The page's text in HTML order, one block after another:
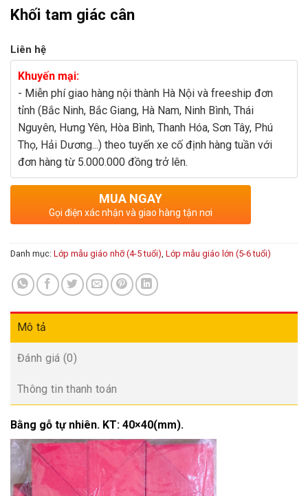
Khối tam giác cân
Liên hệ
Khuyến mại:
- Miễn phí giao hàng nội thành Hà Nội và freeship đơn
tỉnh (Bắc Ninh, Bắc Giang, Hà Nam, Ninh Bình, Thái
Nguyên, Hưng Yên, Hòa Bình, Thanh Hóa, Sơn Tây, Phú
Thọ, Hải Dương...) theo tuyến xe cố định hàng tuần với
đơn hàng từ 5.000.000 đồng trở lên.
MUA NGAY
Gọi điện xác nhận và giao hàng tận nơi
Danh mục: Lớp mẫu giáo nhỡ (4-5 tuổi), Lớp mẫu giáo lớn (5-6 tuổi)
Mô tả
Đánh giá (0)
Thông tin thanh toán
Bằng gỗ tự nhiên. KT: 40×40(mm).